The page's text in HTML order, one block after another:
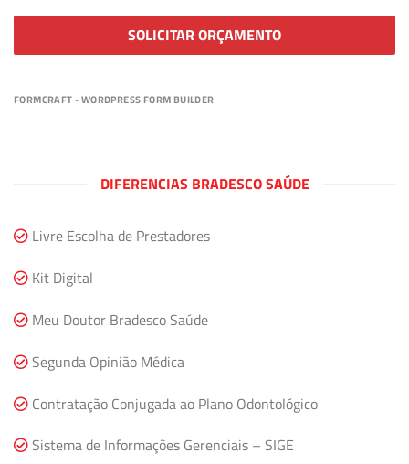
SOLICITAR ORÇAMENTO
FORMCRAFT - WORDPRESS FORM BUILDER
DIFERENCIAS BRADESCO SAÚDE
Livre Escolha de Prestadores
Kit Digital
Meu Doutor Bradesco Saúde
Segunda Opinião Médica
Contratação Conjugada ao Plano Odontológico
Sistema de Informações Gerenciais – SIGE